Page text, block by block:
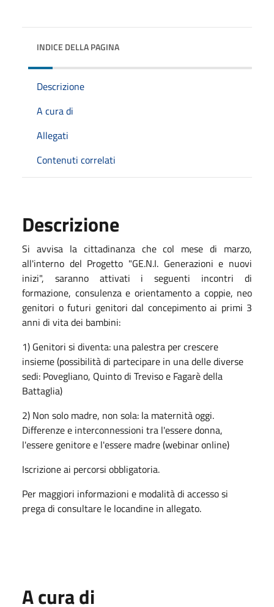
INDICE DELLA PAGINA
Descrizione
A cura di
Allegati
Contenuti correlati
Descrizione
Si avvisa la cittadinanza che col mese di marzo,
all'interno del Progetto "GE.N.I. Generazioni e nuovi
inizi", saranno attivati i seguenti incontri di
formazione, consulenza e orientamento a coppie, neo
genitori o futuri genitori dal concepimento ai primi 3
anni di vita dei bambini:
1) Genitori si diventa: una palestra per crescere
insieme (possibilità di partecipare in una delle diverse
sedi: Povegliano, Quinto di Treviso e Fagarè della
Battaglia)
2) Non solo madre, non sola: la maternità oggi.
Differenze e interconnessioni tra l'essere donna,
l'essere genitore e l'essere madre (webinar online)
Iscrizione ai percorsi obbligatoria.
Per maggiori informazioni e modalità di accesso si
prega di consultare le locandine in allegato.
A cura di